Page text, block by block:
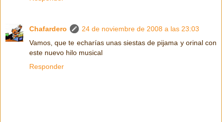
Chafardero
24 de noviembre de 2008 a las 23:03
Vamos, que te echarías unas siestas de pijama y orinal con
este nuevo hilo musical
Responder